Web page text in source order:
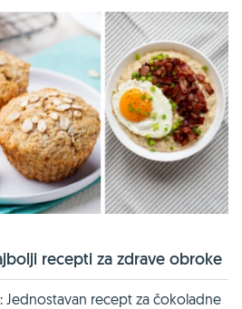
recepti za zdrave obroke
Jednostavan recept za čokoladne